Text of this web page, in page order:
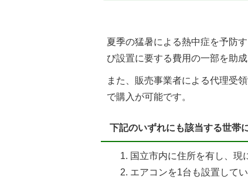
夏季の猛暑による熱中症を予防
び設置に要する費用の一部を助成
また、販売事業者による代理受
で購入が可能です。
下記のいずれにも該当する世帯
国立市内に住所を有し、現
エアコンを1台も設置して